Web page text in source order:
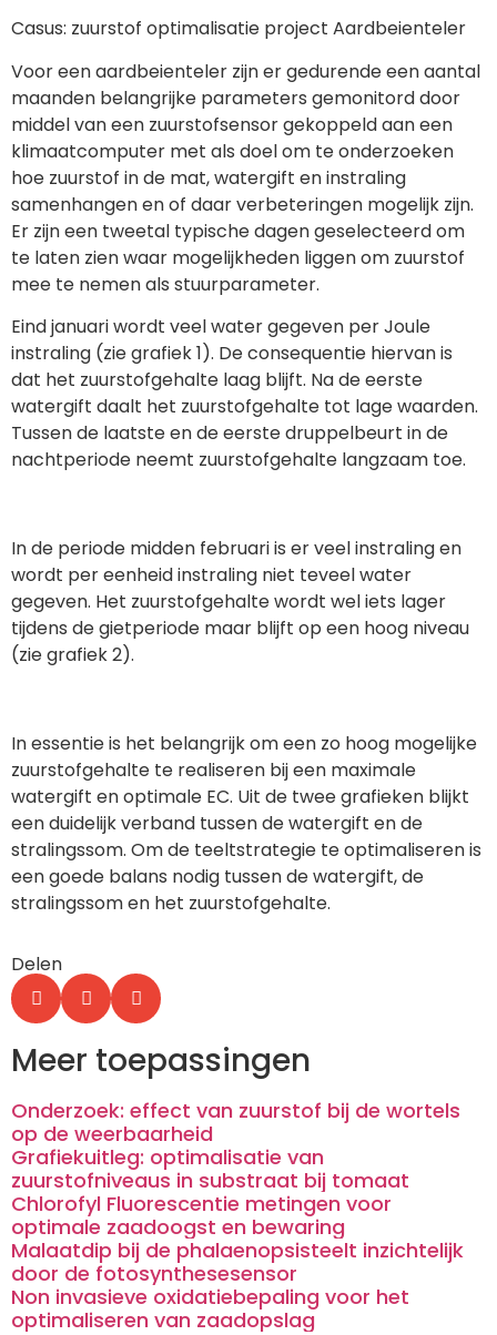
Casus: zuurstof optimalisatie project Aardbeienteler
Voor een aardbeienteler zijn er gedurende een aantal
maanden belangrijke parameters gemonitord door
middel van een zuurstofsensor gekoppeld aan een
klimaatcomputer met als doel om te onderzoeken
hoe zuurstof in de mat, watergift en instraling
samenhangen en of daar verbeteringen mogelijk zijn.
Er zijn een tweetal typische dagen geselecteerd om
te laten zien waar mogelijkheden liggen om zuurstof
mee te nemen als stuurparameter.
Eind januari wordt veel water gegeven per Joule
instraling (zie grafiek 1). De consequentie hiervan is
dat het zuurstofgehalte laag blijft. Na de eerste
watergift daalt het zuurstofgehalte tot lage waarden.
Tussen de laatste en de eerste druppelbeurt in de
nachtperiode neemt zuurstofgehalte langzaam toe.
In de periode midden februari is er veel instraling en
wordt per eenheid instraling niet teveel water
gegeven. Het zuurstofgehalte wordt wel iets lager
tijdens de gietperiode maar blijft op een hoog niveau
(zie grafiek 2).
In essentie is het belangrijk om een zo hoog mogelijke
zuurstofgehalte te realiseren bij een maximale
watergift en optimale EC. Uit de twee grafieken blijkt
een duidelijk verband tussen de watergift en de
stralingssom. Om de teeltstrategie te optimaliseren is
een goede balans nodig tussen de watergift, de
stralingssom en het zuurstofgehalte.
Delen
Meer toepassingen
Onderzoek: effect van zuurstof bij de wortels
op de weerbaarheid
Grafiekuitleg: optimalisatie van
zuurstofniveaus in substraat bij tomaat
Chlorofyl Fluorescentie metingen voor
optimale zaadoogst en bewaring
Malaatdip bij de phalaenopsisteelt inzichtelijk
door de fotosynthesesensor
Non invasieve oxidatiebepaling voor het
optimaliseren van zaadopslag